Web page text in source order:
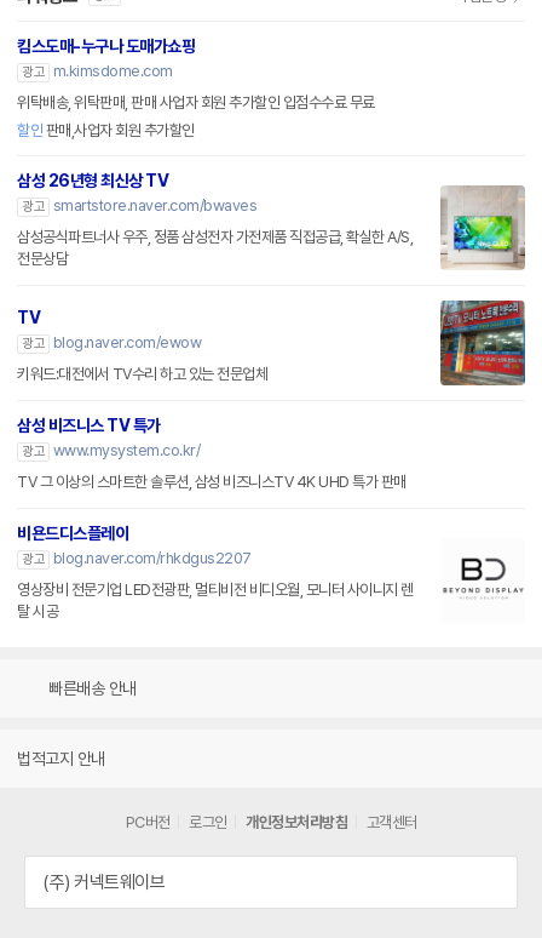
킴스도매-누구나 도매가쇼핑
광고
m.kimsdome.com
위탁배송, 위탁판매, 판매 사업자 회원 추가할인 입점수수료 무료
할인 판매,사업자 회원 추가할인
삼성 26년형 최신상 TV
광고 smartstore.naver.com/bwaves
삼성공식파트너사 우주, 정품 삼성전자 가전제품 직접공급, 확실한 A/S,
전문상담
TV
광고
blog.naver.com/ewow
키워드:대전에서 TV수리 하고 있는 전문업체
삼성 비즈니스 TV 특가
광고 www.mysystem.co.kr/
TV 그 이상의 스마트한 솔루션, 삼성 비즈니스TV 4K UHD 특가 판매
비욘드디스플레이
광고
blog.naver.com/rhkdgus2207
영상장비 전문기업 LED전광판, 멀티비전 비디오월, 모니터 사이니지 렌
탈 시공
빠른배송 안내
법적고지 안내
PC버전 로그인 개인정보처리방침 고객센터
(주) 커넥트웨이브